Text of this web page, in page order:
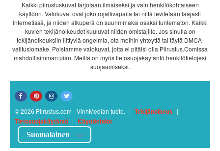
Kaikki piirustuskuvat tarjotaan ilmaiseksi ja vain henkilökohtaiseen
käyttöön. Valokuvat ovat joko rojaltivapaita tai niitä levitetään laajasti
Internetissä, ja niiden alkuperä on suurimmaksi osaksi tuntematon. Kaikki
kuvien tekijänoikeudet kuuluvat niiden omistajille. Jos sinulla on
tekijänoikeuksiin liittyviä ongelmia, ota meihin yhteyttä tai täytä DMCA-
valituslomake. Poistamme valokuvat, joita ei pitäisi olla Piirustus.Comissa
mahdollisimman pian. Meillä on myös tietosuojakäytäntö henkilötietojesi
suojaamiseksi.
© 2026 Piirustus.com - VinhMedian tuote. | Tekijänoikeus |
Tietosuojakäytäntö | Käyttöehdot
Suomalainen